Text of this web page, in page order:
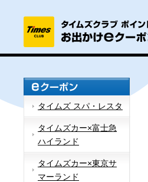
タイムズ スパ・レスタ
タイムズカー×富士急
ハイランド
タイムズカー×東京サ
マーランド